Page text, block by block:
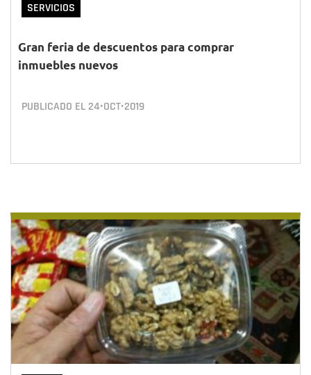
SERVICIOS
Gran feria de descuentos para comprar
inmuebles nuevos
PUBLICADO EL 24•OCT•2019